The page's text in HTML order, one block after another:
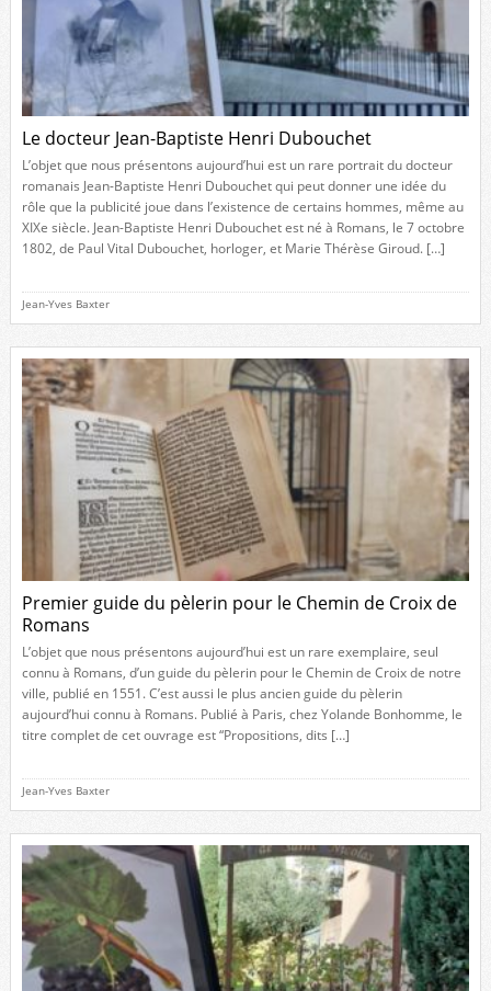
Le docteur Jean-Baptiste Henri Dubouchet
L’objet que nous présentons aujourd’hui est un rare portrait du docteur
romanais Jean-Baptiste Henri Dubouchet qui peut donner une idée du
rôle que la publicité joue dans l’existence de certains hommes, même au
XIXe siècle. Jean-Baptiste Henri Dubouchet est né à Romans, le 7 octobre
1802, de Paul Vital Dubouchet, horloger, et Marie Thérèse Giroud. […]
Jean-Yves Baxter
Premier guide du pèlerin pour le Chemin de Croix de
Romans
L’objet que nous présentons aujourd’hui est un rare exemplaire, seul
connu à Romans, d’un guide du pèlerin pour le Chemin de Croix de notre
ville, publié en 1551. C’est aussi le plus ancien guide du pèlerin
aujourd’hui connu à Romans. Publié à Paris, chez Yolande Bonhomme, le
titre complet de cet ouvrage est “Propositions, dits […]
Jean-Yves Baxter